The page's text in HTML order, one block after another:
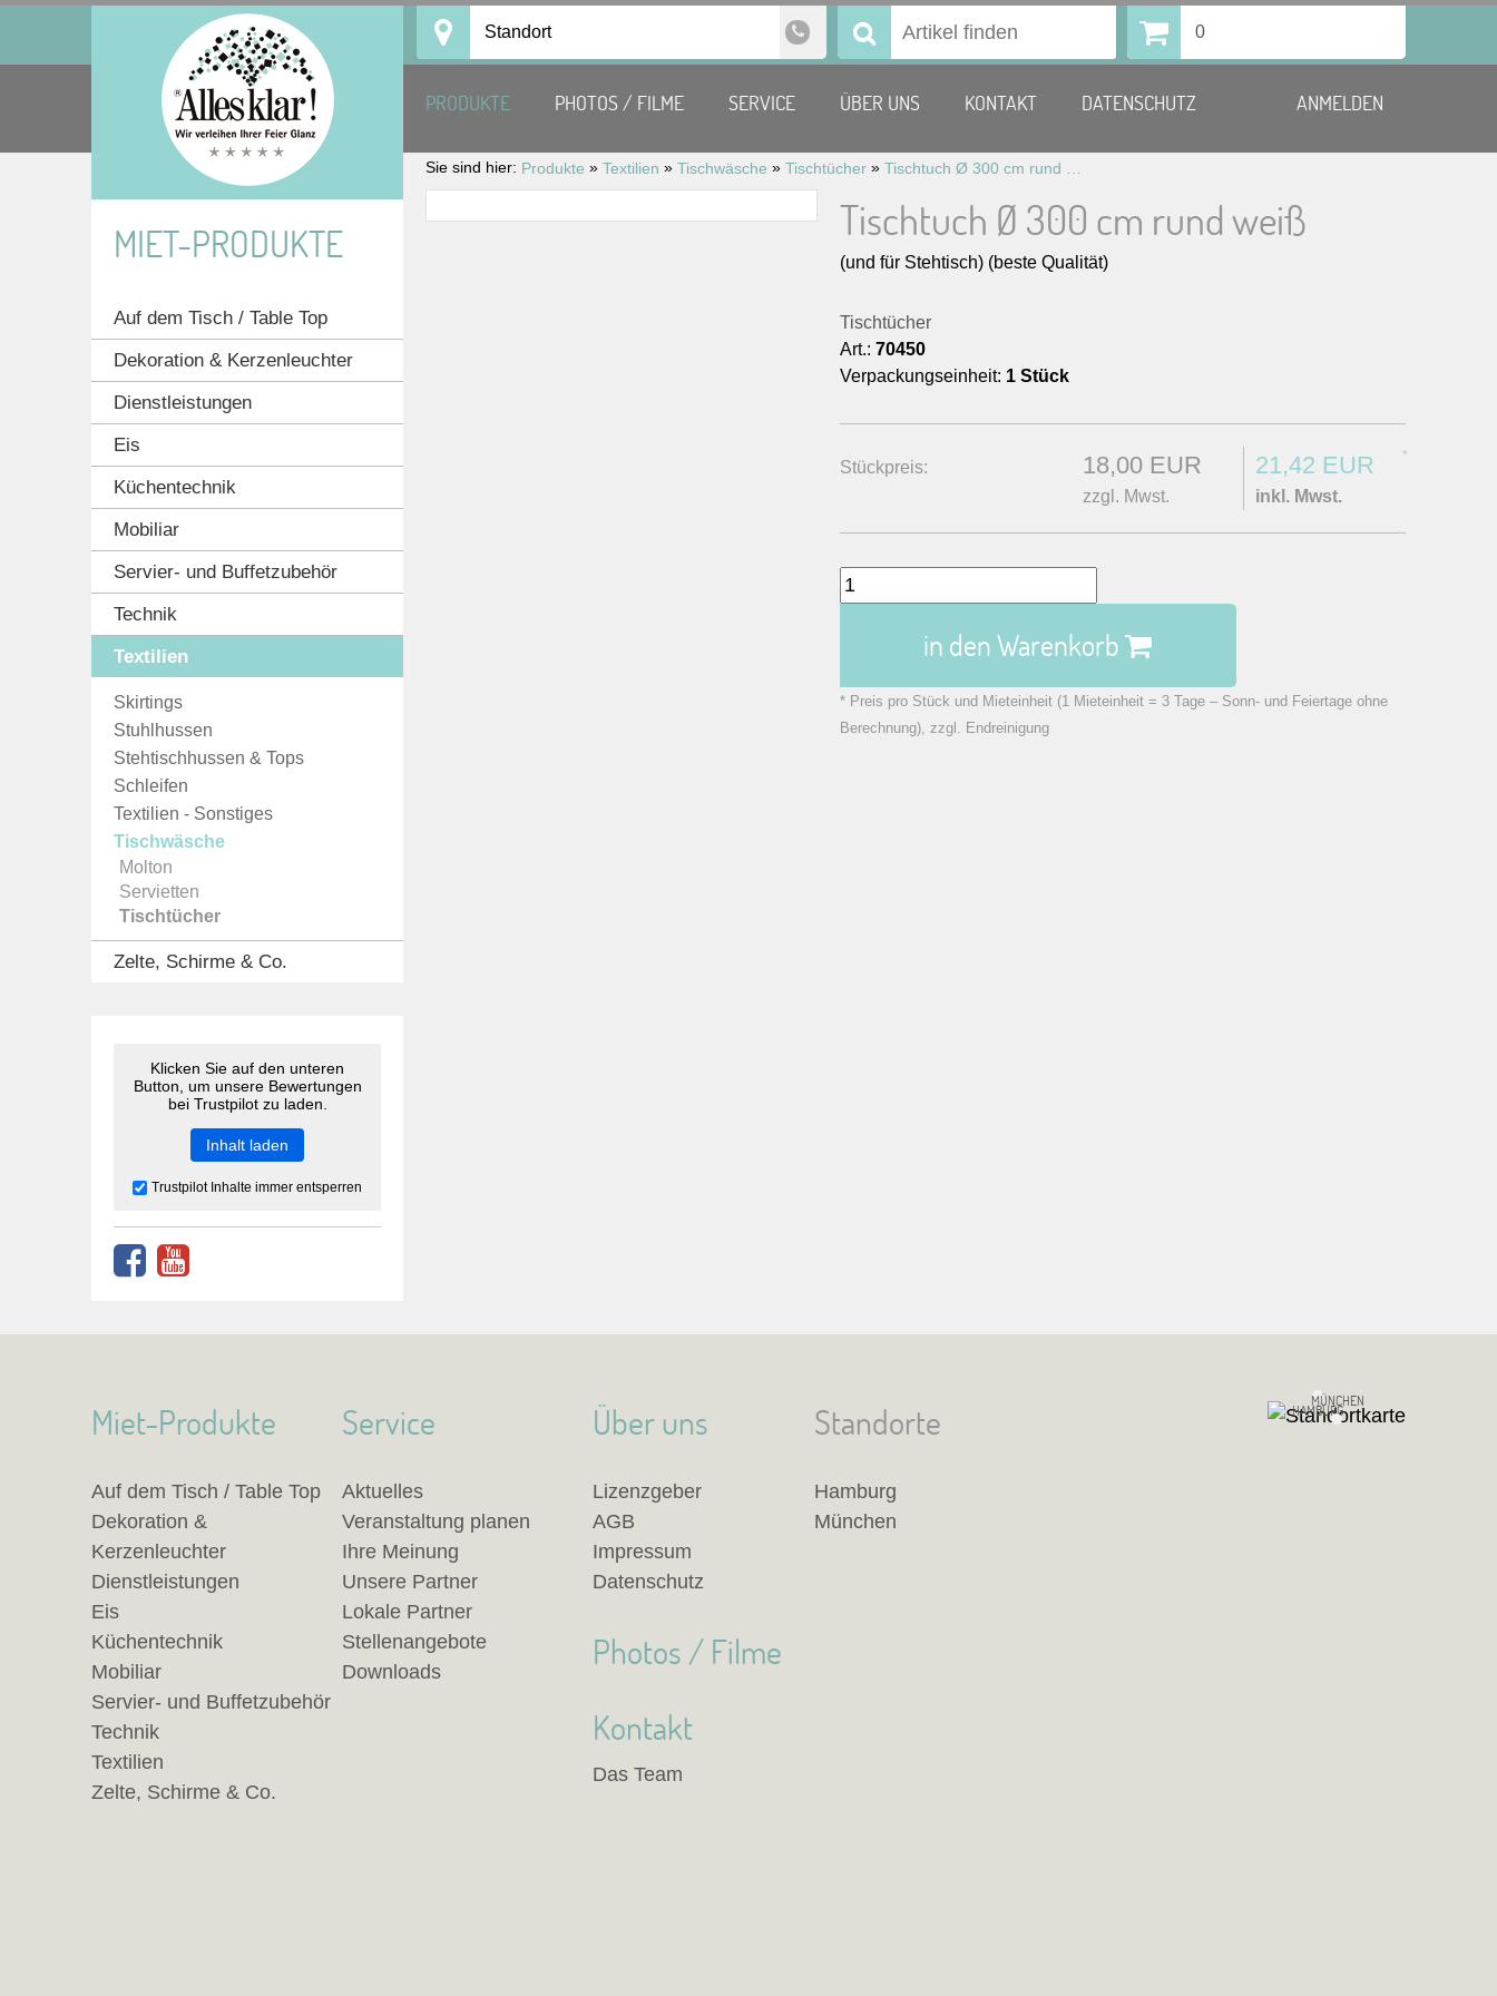
Standort Suchen 0
PRODUKTE PHOTOS / FILME SERVICE ÜBER UNS KONTAKT DATENSCHUTZ ANMELDEN
Sie sind hier: Produkte » Textilien » Tischwäsche » Tischtücher »
Tischtuch Ø 300 cm rund weiß
(und für Stehtisch) (beste Qualität)
Tischtücher
Art.: 70450
Verpackungseinheit: 1 Stück
Stückpreis: 18,00 EUR
zzgl. Mwst.
21,42 EUR *
inkl. Mwst.
in den Warenkorb
* Preis pro Stück und Mieteinheit (1 Mieteinheit = 3 Tage – Sonn- und Feiertage ohne
Berechnung), zzgl. Endreinigung
MIET-PRODUKTE
Auf dem Tisch / Table Top
Dekoration & Kerzenleuchter
Dienstleistungen
Eis
Küchentechnik
Mobiliar
Servier- und Buffetzubehör
Technik
Textilien
Skirtings
Stuhlhussen
Stehtischhussen & Tops
Schleifen
Textilien - Sonstiges
Tischwäsche
Molton
Servietten
Tischtücher
Zelte, Schirme & Co.
Klicken Sie auf den unteren
Button, um unsere Bewertungen
bei Trustpilot zu laden.
Inhalt laden
Trustpilot Inhalte immer entsperren
Standorte
Hamburg
München
HAMBURG
MÜNCHEN
Miet-Produkte
Auf dem Tisch / Table Top
Dekoration &
Kerzenleuchter
Dienstleistungen
Eis
Küchentechnik
Mobiliar
Servier- und Buffetzubehör
Technik
Textilien
Zelte, Schirme & Co.
Service
Aktuelles
Veranstaltung planen
Ihre Meinung
Unsere Partner
Lokale Partner
Stellenangebote
Downloads
Über uns
Lizenzgeber
AGB
Impressum
Datenschutz
Photos / Filme
Kontakt
Das Team